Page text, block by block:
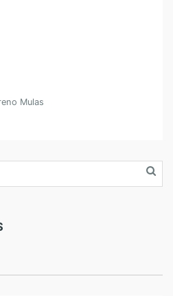
Mulas